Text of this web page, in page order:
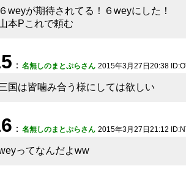
weyが期待されてる！６weyにした！
本Pこれで頼む
： 名無しのまとぷらさん 2015年3月27日20:38
国は皆噛み合う様にしては欲しい
： 名無しのまとぷらさん 2015年3月27日21:12
ってなんだよww